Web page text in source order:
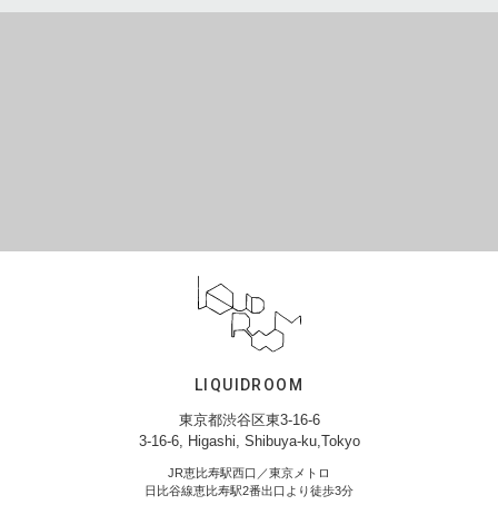
LIQUIDROOM
東京都渋谷区東3-16-6
3-16-6, Higashi, Shibuya-ku,Tokyo
JR恵比寿駅西口／東京メトロ
日比谷線恵比寿駅2番出口より徒歩3分